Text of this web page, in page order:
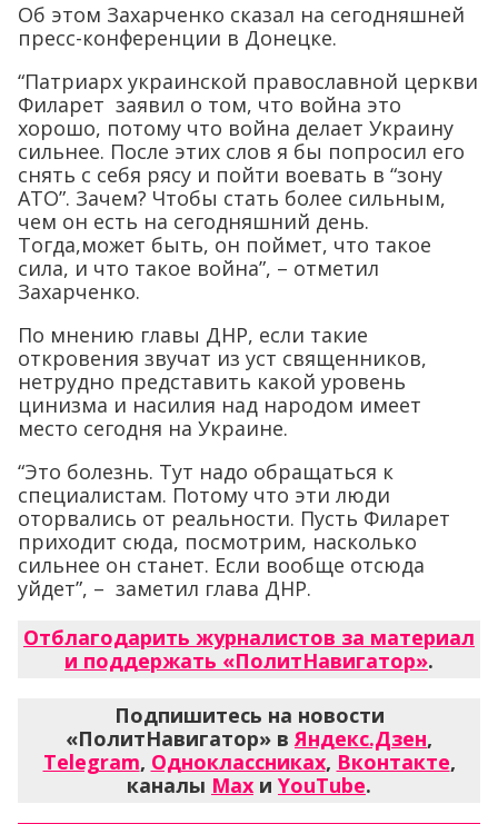
Об этом Захарченко сказал на сегодняшней
пресс-конференции в Донецке.
“Патриарх украинской православной церкви
Филарет заявил о том, что война это
хорошо, потому что война делает Украину
сильнее. После этих слов я бы попросил его
снять с себя рясу и пойти воевать в “зону
АТО”. Зачем? Чтобы стать более сильным,
чем он есть на сегодняшний день.
Тогда,может быть, он поймет, что такое
сила, и что такое война”, – отметил
Захарченко.
По мнению главы ДНР, если такие
откровения звучат из уст священников,
нетрудно представить какой уровень
цинизма и насилия над народом имеет
место сегодня на Украине.
“Это болезнь. Тут надо обращаться к
специалистам. Потому что эти люди
оторвались от реальности. Пусть Филарет
приходит сюда, посмотрим, насколько
сильнее он станет. Если вообще отсюда
уйдет”, – заметил глава ДНР.
Отблагодарить журналистов за материал
и поддержать «ПолитНавигатор».
Подпишитесь на новости
«ПолитНавигатор» вЯндекс.Дзен,
Telegram, Одноклассниках, Вконтакте,
каналы Max и YouTube.